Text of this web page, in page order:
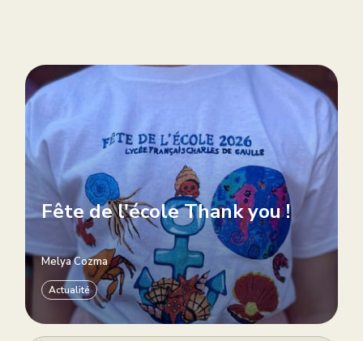
Fête de l'école Thank you !
Melya Cozma
Actualité